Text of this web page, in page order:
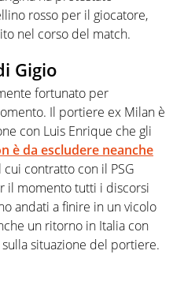
rosso per il giocatore,
nel corso del match.
Gigio
fortunato per
Il portiere ex Milan è
con Luis Enrique che gli
è da escludere neanche
cui contratto con il PSG
il momento tutti i discorsi
andati a finire in un vicolo
un ritorno in Italia con
situazione del portiere.